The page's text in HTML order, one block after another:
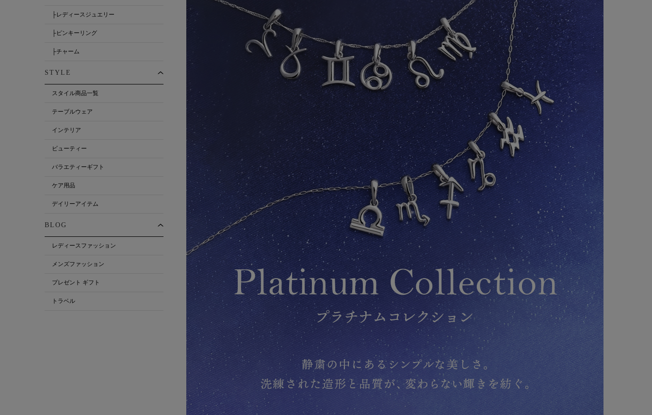
├レディースジュエリー
├ピンキーリング
├チャーム
STYLE
スタイル商品一覧
テーブルウェア
インテリア
ビューティー
バラエティーギフト
ケア用品
デイリーアイテム
BLOG
レディースファッション
メンズファッション
プレゼント ギフト
トラベル